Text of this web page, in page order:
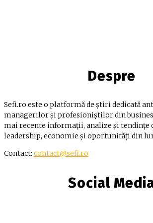
Despre
Sefi.ro este o platformă de știri dedicată
managerilor și profesioniștilor din
mai recente informații, analize și tendințe
leadership, economie și oportunități din
Contact: contact@sefi.ro
Social